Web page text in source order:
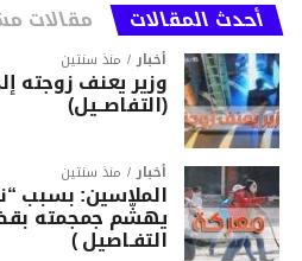
أحدث المقالات مقالات
أخبار منذ سنتين
وزير يعنف زوجته
(التفاصــيل)
أخبار منذ سنتين
الملاسين: بسبب
يهشّم جمجمته
التفـاصيل )